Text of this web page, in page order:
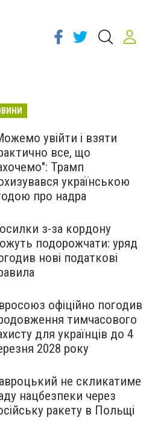
увійти і взяти
все, що
Трамп
українською
про надра
з-за кордону
подорожчати: уряд
нові податкові
офіційно погодив
тимчасового
для українців до 4
2028 року
не скликатиме
нацбезпеки через
ракету в Польщі